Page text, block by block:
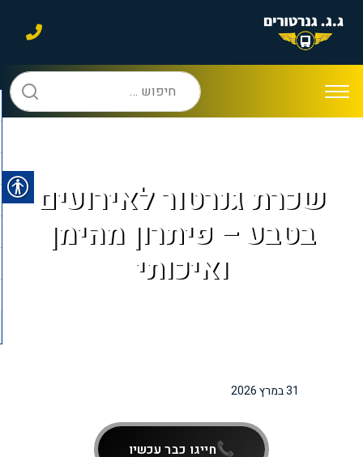
חיפוש:
שכרת גנרטור לאירועים
בטבע – פיתרון מהימן
ואיכותי
31 במרץ 2026
חייגו כבר עכשיו